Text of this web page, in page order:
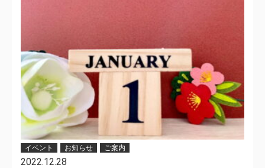
イベント お知らせ ご案内
2022.12.28